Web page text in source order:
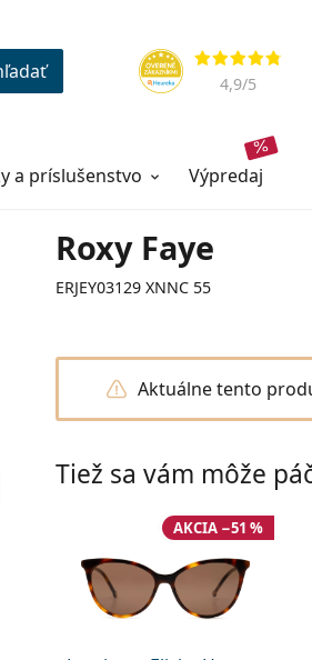
Hodnotenia
4,9/5
a príslušenstvo výpredaj
Roxy Faye
ERJEY03129 XNNC 55
Aktuálne tento
Tiež sa vám môže
AKCIA −51 %